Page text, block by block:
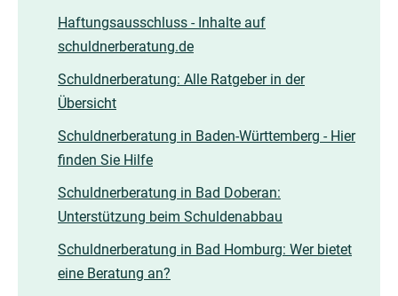
Haftungsausschluss - Inhalte auf
schuldnerberatung.de
Schuldnerberatung: Alle Ratgeber in der
Übersicht
Schuldnerberatung in Baden-Württemberg - Hier
finden Sie Hilfe
Schuldnerberatung in Bad Doberan:
Unterstützung beim Schuldenabbau
Schuldnerberatung in Bad Homburg: Wer bietet
eine Beratung an?